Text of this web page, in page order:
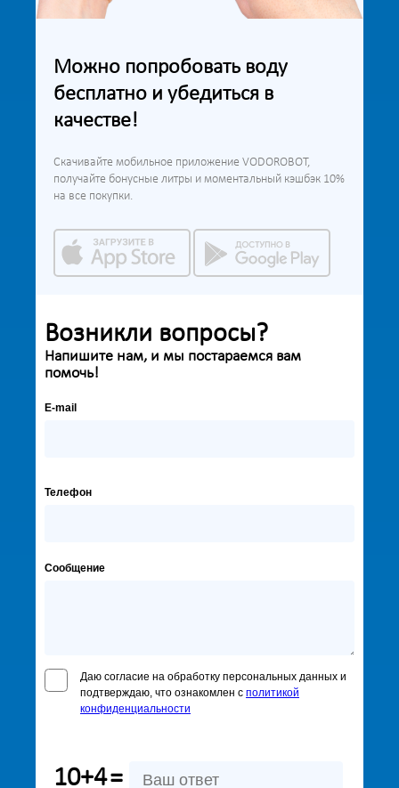
Можно попробовать воду
бесплатно и убедиться в
качестве!
Скачивайте мобильное приложение VODOROBOT,
получайте бонусные литры и моментальный кэшбэк 10%
на все покупки.
Возникли вопросы?
Напишите нам, и мы постараемся вам
помочь!
E-mail
Телефон
Сообщение
Даю согласие на обработку персональных данных и
подтверждаю, что ознакомлен с политикой
конфиденциальности
10+4=